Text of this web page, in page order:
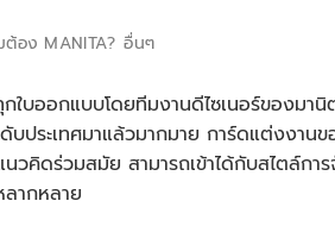
ต้อง MANITA? อื่นๆ
ใบออกแบบโดยทีมงานดีไซเนอร์ของมานิ
บประเทศมาแล้วมากมาย การ์ดแต่งงานข
วคิดร่วมสมัย สามารถเข้าได้กับสไตล์กา
ากหลาย